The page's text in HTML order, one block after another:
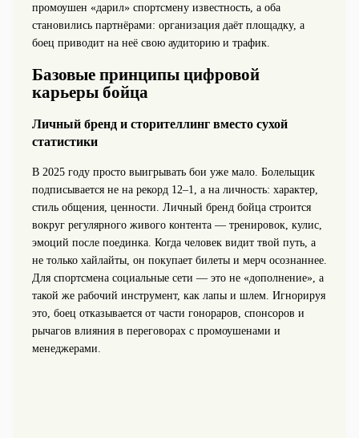
промоушен «дарил» спортсмену известность, а оба
становились партнёрами: организация даёт площадку, а
боец приводит на неё свою аудиторию и трафик.
Базовые принципы цифровой
карьеры бойца
Личный бренд и сторителлинг вместо сухой
статистики
В 2025 году просто выигрывать бои уже мало. Болельщик
подписывается не на рекорд 12–1, а на личность: характер,
стиль общения, ценности. Личный бренд бойца строится
вокруг регулярного живого контента — тренировок, кулис,
эмоций после поединка. Когда человек видит твой путь, а
не только хайлайты, он покупает билеты и мерч осознаннее.
Для спортсмена социальные сети — это не «дополнение», а
такой же рабочий инструмент, как лапы и шлем. Игнорируя
это, боец отказывается от части гонораров, спонсоров и
рычагов влияния в переговорах с промоушенами и
менеджерами.